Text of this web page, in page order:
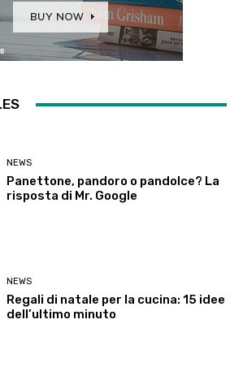
NEWS
Panettone, pandoro o pandolce? La
risposta di Mr. Google
NEWS
Regali di natale per la cucina: 15 idee
dell’ultimo minuto